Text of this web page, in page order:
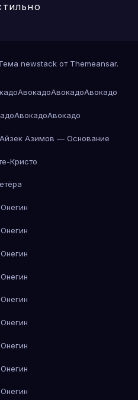
newstack от Themeansar.
АвокадоАвокадоАвокадо
АвокадоАвокадо
Айзек Азимов — Основание
Кристо